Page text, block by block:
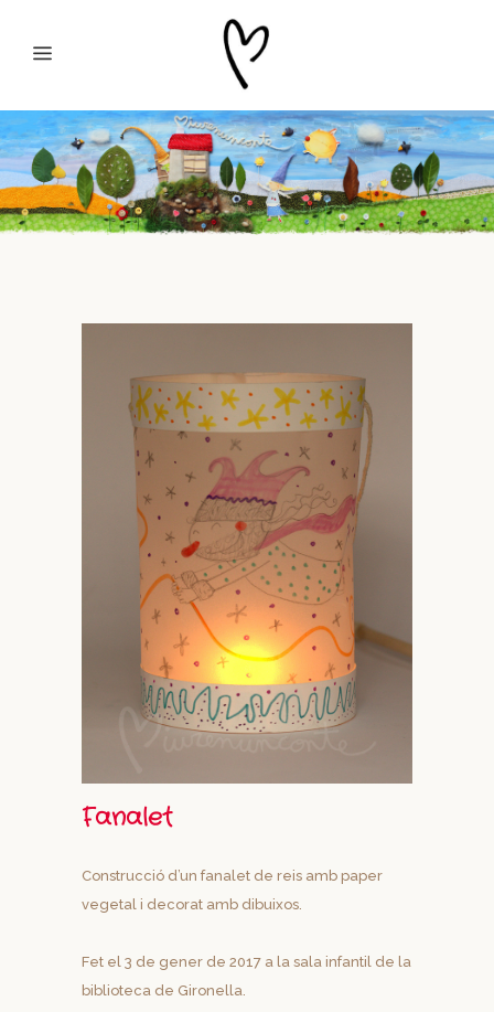
Fanalet
Construcció d’un fanalet de reis amb paper
vegetal i decorat amb dibuixos.
Fet el 3 de gener de 2017 a la sala infantil de la
biblioteca de Gironella.